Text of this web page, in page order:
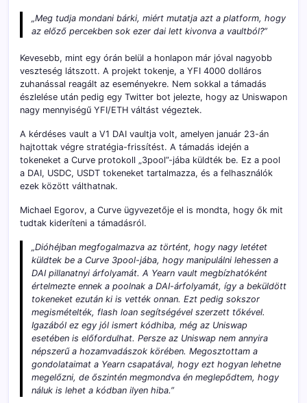
„Meg tudja mondani bárki, miért mutatja azt a platform, hogy
az előző percekben sok ezer dai lett kivonva a vaultból?”
Kevesebb, mint egy órán belül a honlapon már jóval nagyobb
veszteség látszott. A projekt tokenje, a YFI 4000 dolláros
zuhanással reagált az eseményekre. Nem sokkal a támadás
észlelése után pedig egy Twitter bot jelezte, hogy az Uniswapon
nagy mennyiségű YFI/ETH váltást végeztek.
A kérdéses vault a V1 DAI vaultja volt, amelyen január 23-án
hajtottak végre stratégia-frissítést. A támadás idején a
tokeneket a Curve protokoll „3pool”-jába küldték be. Ez a pool
a DAI, USDC, USDT tokeneket tartalmazza, és a felhasználók
ezek között válthatnak.
Michael Egorov, a Curve ügyvezetője el is mondta, hogy ők mit
tudtak kideríteni a támadásról.
„Dióhéjban megfogalmazva az történt, hogy nagy letétet
küldtek be a Curve 3pool-jába, hogy manipulálni lehessen a
DAI pillanatnyi árfolyamát. A Yearn vault megbízhatóként
értelmezte ennek a poolnak a DAI-árfolyamát, így a beküldött
tokeneket ezután ki is vették onnan. Ezt pedig sokszor
megismételték, flash loan segítségével szerzett tőkével.
Igazából ez egy jól ismert kódhiba, még az Uniswap
esetében is előfordulhat. Persze az Uniswap nem annyira
népszerű a hozamvadászok körében. Megosztottam a
gondolataimat a Yearn csapatával, hogy ezt hogyan lehetne
megelőzni, de őszintén megmondva én meglepődtem, hogy
náluk is lehet a kódban ilyen hiba.”